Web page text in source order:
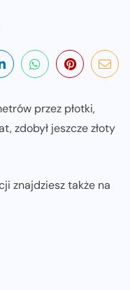
przez płotki,
zdobył jeszcze złoty
znajdziesz także na